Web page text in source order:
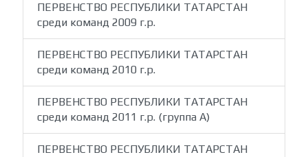
ПЕРВЕНСТВО РЕСПУБЛИКИ ТАТАРСТАН
среди команд 2009 г.р.
ПЕРВЕНСТВО РЕСПУБЛИКИ ТАТАРСТАН
среди команд 2010 г.р.
ПЕРВЕНСТВО РЕСПУБЛИКИ ТАТАРСТАН
среди команд 2011 г.р. (группа А)
ПЕРВЕНСТВО РЕСПУБЛИКИ ТАТАРСТАН